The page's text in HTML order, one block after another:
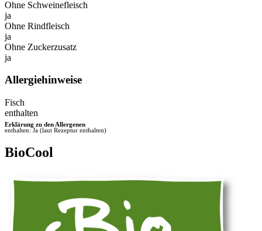
Ohne Schweinefleisch
ja
Ohne Rindfleisch
ja
Ohne Zuckerzusatz
ja
Allergiehinweise
Fisch
enthalten
Erklärung zu den Allergenen
enthalten: Ja (laut Rezeptur enthalten)
BioCool